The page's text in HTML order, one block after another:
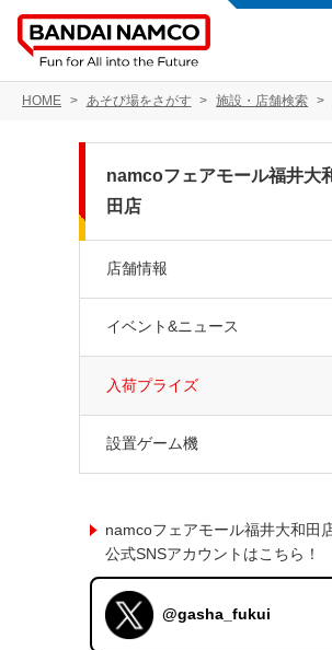
HOME あそび場をさがす 施設・店舗検索
namcoフェアモール福井大
田店
店舗情報
イベント&ニュース
入荷プライズ
設置ゲーム機
namcoフェアモール福井大和田
公式SNSアカウントはこちら！
@gasha_fukui